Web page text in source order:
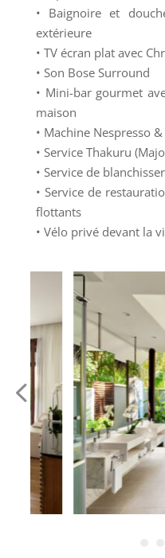
• Baignoire et
extérieure
• TV écran plat avec
• Son Bose Surround
• Mini-bar gourmet
maison
• Machine Nespresso
• Service Thakuru
• Service de
• Service de
flottants
• Vélo privé devant la